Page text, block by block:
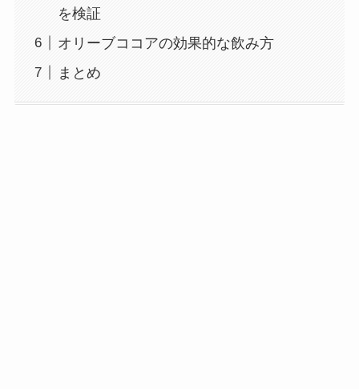
を検証
オリーブココアの効果的な飲み方
まとめ